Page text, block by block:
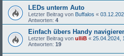
LEDs unterm Auto
Letzter Beitrag von Buffalos «
Antworten: 4
Einfach übers Handy
Letzter Beitrag von ulliB « 25.04.2024,
Antworten: 19